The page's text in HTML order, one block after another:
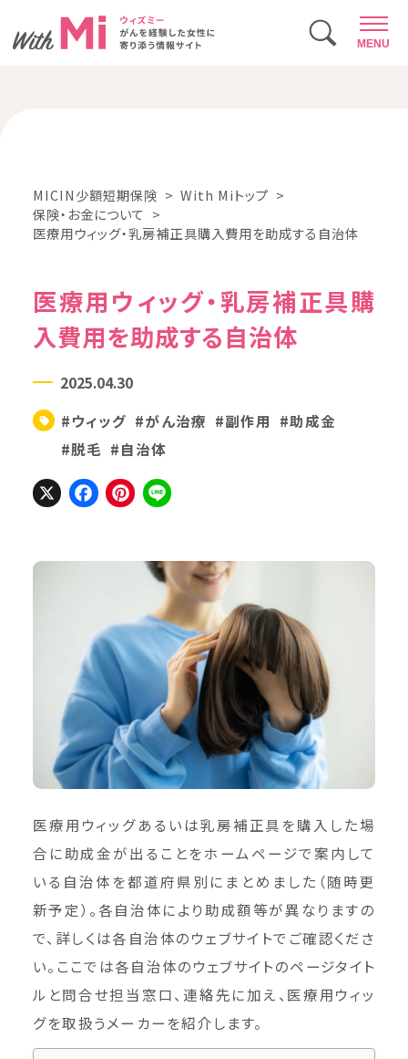
MENU
MICIN少額短期保険
With Miトップ
保険・お金について
医療用ウィッグ・乳房補正具購入費用を助成する自治体
医療用ウィッグ・乳房補正具購
入費用を助成する自治体
2025.04.30
#ウィッグ #がん治療 #副作用 #助成金
#脱毛 #自治体
X Facebook
Pinterest
医療用ウィッグあるいは乳房補正具を購入した場
合に助成金が出ることをホームページで案内して
いる自治体を都道府県別にまとめました（随時更
新予定）。各自治体により助成額等が異なりますの
で、詳しくは各自治体のウェブサイトでご確認くださ
い。ここでは各自治体のウェブサイトのページタイト
ルと問合せ担当窓口、連絡先に加え、医療用ウィッ
グを取扱うメーカーを紹介します。